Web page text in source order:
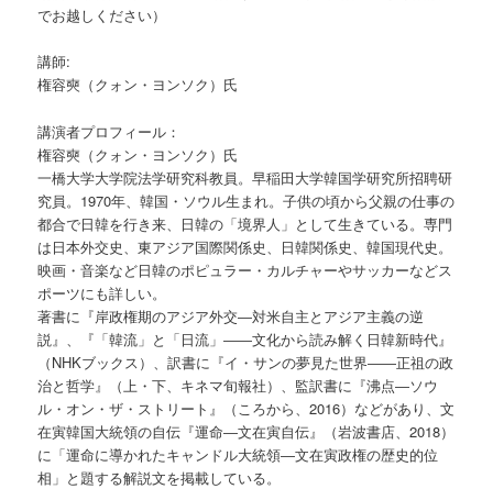
でお越しください）
講師:
権容奭（クォン・ヨンソク）氏
講演者プロフィール：
権容奭（クォン・ヨンソク）氏
一橋大学大学院法学研究科教員。早稲田大学韓国学研究所招聘研
究員。1970年、韓国・ソウル生まれ。子供の頃から父親の仕事の
都合で日韓を行き来、日韓の「境界人」として生きている。専門
は日本外交史、東アジア国際関係史、日韓関係史、韓国現代史。
映画・音楽など日韓のポピュラー・カルチャーやサッカーなどス
ポーツにも詳しい。
著書に『岸政権期のアジア外交―対米自主とアジア主義の逆
説』、『「韓流」と「日流」――文化から読み解く日韓新時代』
（NHKブックス）、訳書に『イ・サンの夢見た世界――正祖の政
治と哲学』（上・下、キネマ旬報社）、監訳書に『沸点―ソウ
ル・オン・ザ・ストリート』（ころから、2016）などがあり、文
在寅韓国大統領の自伝『運命―文在寅自伝』（岩波書店、2018）
に「運命に導かれたキャンドル大統領―文在寅政権の歴史的位
相」と題する解説文を掲載している。